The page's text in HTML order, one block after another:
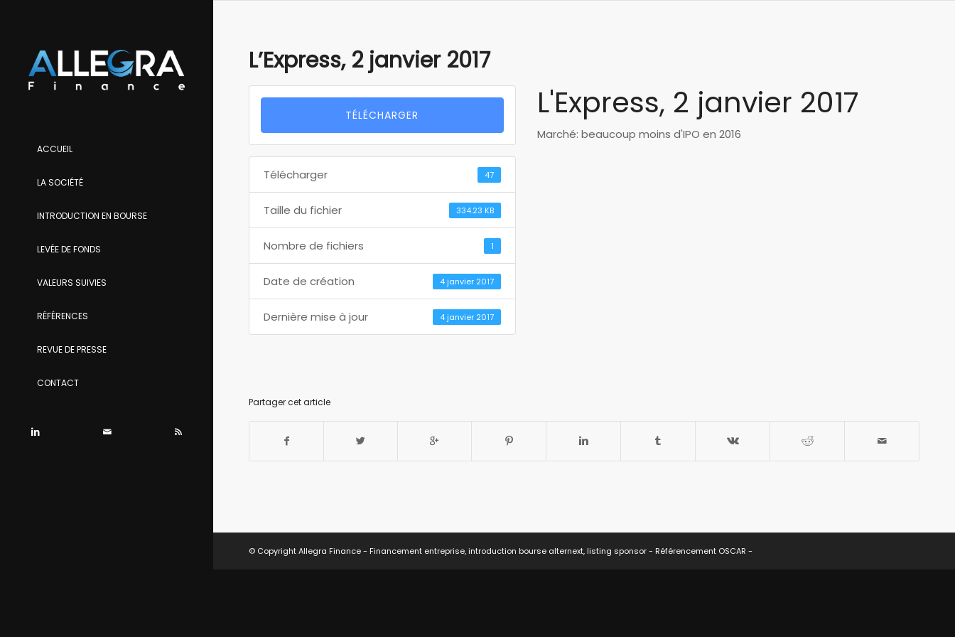
ACCUEIL
LA SOCIÉTÉ
INTRODUCTION EN BOURSE
LEVÉE DE FONDS
VALEURS SUIVIES
RÉFÉRENCES
REVUE DE PRESSE
CONTACT
L’Express, 2 janvier 2017
TÉLÉCHARGER
Télécharger 47
Taille du fichier 334.23 KB
Nombre de fichiers 1
Date de création 4 janvier 2017
Dernière mise à jour 4 janvier 2017
L'Express, 2 janvier 2017
Marché: beaucoup moins d'IPO en 2016
Partager cet article
© Copyright Allegra Finance - Financement entreprise, introduction bourse alternext, listing sponsor - Référencement OSCAR -